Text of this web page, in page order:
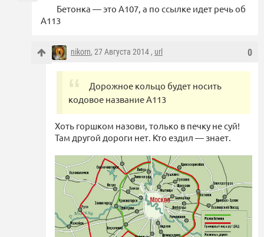
Бетонка — это А107, а по ссылке идет речь об
А113
0
nikorn, 27 Августа 2014 , url
Дорожное кольцо будет носить
кодовое название А113
Хоть горшком назови, только в печку не суй!
Там другой дороги нет. Кто ездил — знает.